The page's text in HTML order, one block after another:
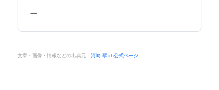
ー
文章・画像・情報などの出典元： 河崎 翆 ch公式ページ